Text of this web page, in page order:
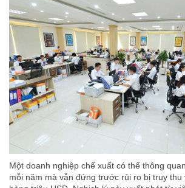
Một doanh nghiệp chế xuất có thể thông
mỗi năm mà vẫn đứng trước rủi ro bị truy